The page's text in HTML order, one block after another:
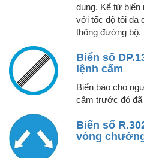
dụng. Kể từ
với tốc độ tối đa
thông đường bộ.
Biển số
lệnh cấm
Biển báo cho
cấm trước đó đã
Biển số
vòng